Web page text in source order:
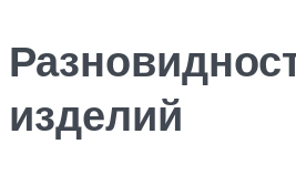
изделий